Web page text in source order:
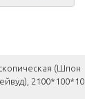
(Шпон
2100*100*10